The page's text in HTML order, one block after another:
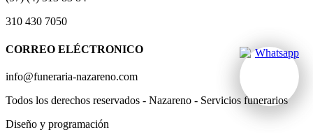
310 430 7050
CORREO ELÉCTRONICO
info@funeraria-nazareno.com
Todos los derechos reservados - Nazareno - Servicios funerarios
Diseño y programación